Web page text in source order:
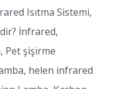
Isıtma Sistemi,
İnfrared,
Pet şişirme
helen infrared